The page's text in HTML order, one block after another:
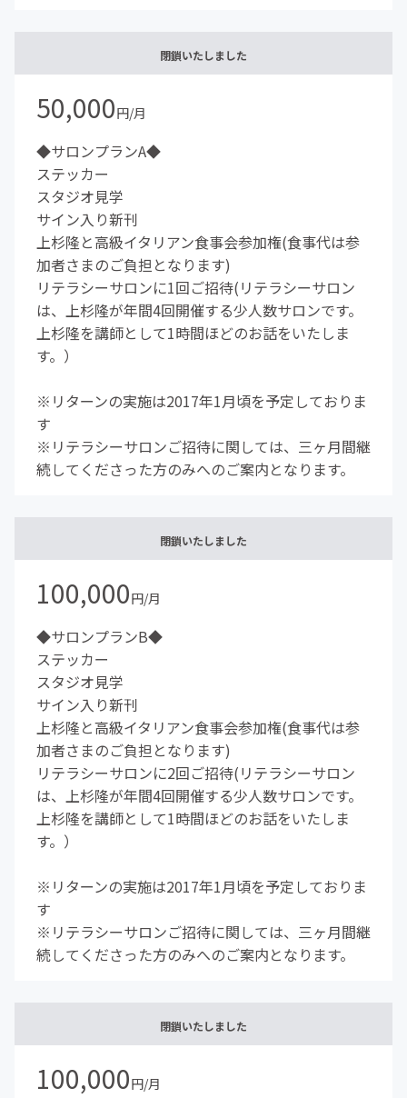
閉鎖いたしました
50,000円/月
◆サロンプランA◆
ステッカー
スタジオ見学
サイン入り新刊
上杉隆と高級イタリアン食事会参加権(食事代は参
加者さまのご負担となります)
リテラシーサロンに1回ご招待(リテラシーサロン
は、上杉隆が年間4回開催する少人数サロンです。
上杉隆を講師として1時間ほどのお話をいたしま
す。）
※リターンの実施は2017年1月頃を予定しておりま
す
※リテラシーサロンご招待に関しては、三ヶ月間継
続してくださった方のみへのご案内となります。
閉鎖いたしました
100,000円/月
◆サロンプランB◆
ステッカー
スタジオ見学
サイン入り新刊
上杉隆と高級イタリアン食事会参加権(食事代は参
加者さまのご負担となります)
リテラシーサロンに2回ご招待(リテラシーサロン
は、上杉隆が年間4回開催する少人数サロンです。
上杉隆を講師として1時間ほどのお話をいたしま
す。）
※リターンの実施は2017年1月頃を予定しておりま
す
※リテラシーサロンご招待に関しては、三ヶ月間継
続してくださった方のみへのご案内となります。
閉鎖いたしました
100,000円/月